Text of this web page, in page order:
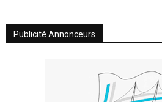
Publicité Annonceurs